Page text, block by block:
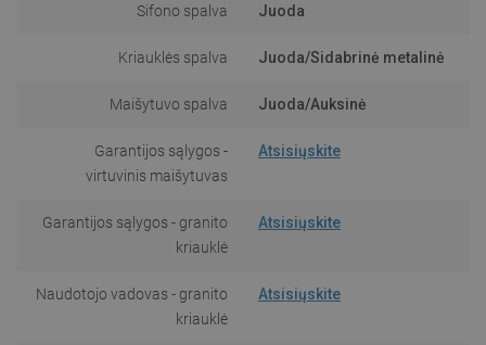
Sifono spalva Juoda
Kriauklės spalva Juoda/Sidabrinė metalinė
Maišytuvo spalva Juoda/Auksinė
Garantijos sąlygos -
virtuvinis maišytuvas
Atsisiųskite
Garantijos sąlygos - granito
kriauklė
Atsisiųskite
Naudotojo vadovas - granito
kriauklė
Atsisiųskite